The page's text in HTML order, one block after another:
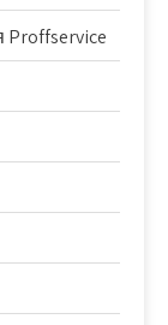
Proffservice